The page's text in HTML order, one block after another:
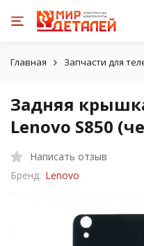
Главная Запчасти для
Задняя
Lenovo S850
Написать отзыв
Бренд: Lenovo